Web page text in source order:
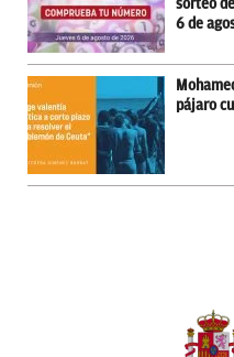
sorteo
6 de
pájaro